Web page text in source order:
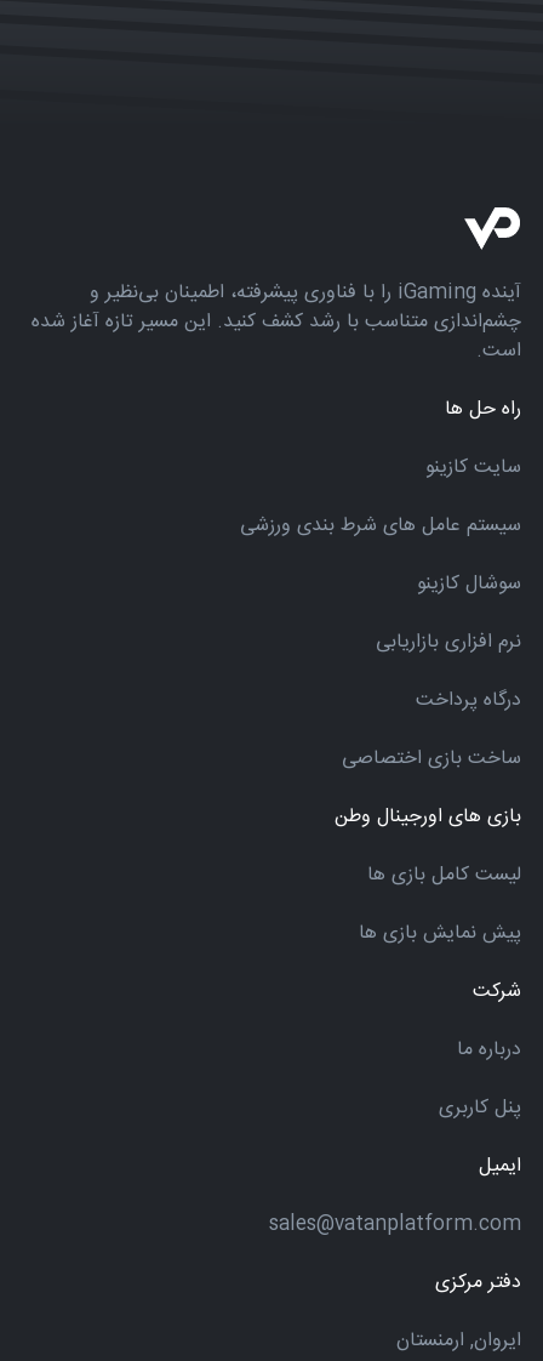
آینده iGaming را با فناوری پیشرفته، اطمینان بی‌نظیر و
چشم‌اندازی متناسب با رشد کشف کنید. این مسیر تازه آغاز شده
است.
راه حل ها
سایت کازینو
سیستم عامل های شرط بندی ورزشی
سوشال کازینو
نرم افزاری بازاریابی
درگاه پرداخت
ساخت بازی اختصاصی
بازی های اورجینال وطن
لیست کامل بازی ها
پیش نمایش بازی ها
شرکت
درباره ما
پنل کاربری
ایمیل
sales@vatanplatform.com
دفتر مرکزی
ایروان, ارمنستان